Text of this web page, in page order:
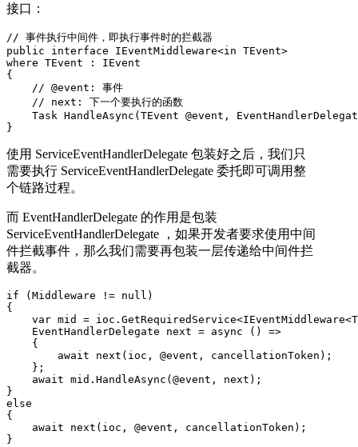
接口：
// 事件执行中间件，即执行事件时的拦截器
public interface IEventMiddleware<in TEvent>
where TEvent : IEvent
{
    // @event: 事件
    // next: 下一个要执行的函数
Task HandleAsync(TEvent @event,
}
使用 ServiceEventHandlerDelegate 包装好之后，我们只
需要执行 ServiceEventHandlerDelegate 委托即可调用整
个链路过程。
而 EventHandlerDelegate 的作用是包装
ServiceEventHandlerDelegate ，如果开发者要求使用中间
件拦截事件，那么我们需要再包装一层传递给中间件拦
截器。
if (Middleware != null)
{
var mid =
    EventHandlerDelegate next = async () =>
    {
        await next(ioc, @event, cancellationToken);
    };
    await mid.HandleAsync(@event, next);
}
else
{
    await next(ioc, @event, cancellationToken);
}